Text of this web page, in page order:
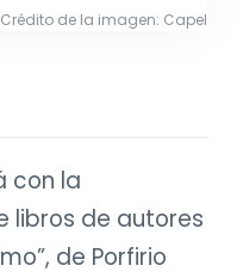
Crédito de la imagen: Capel
con la
libros de autores
de Porfirio